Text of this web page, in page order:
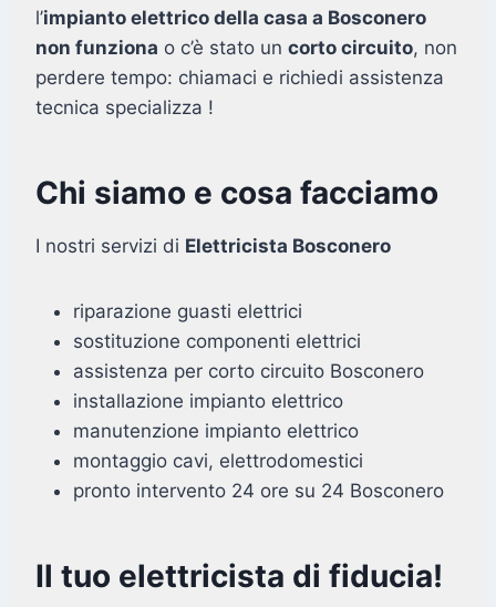
l’impianto elettrico della casa a Bosconero
non funziona o c’è stato un corto circuito, non
perdere tempo: chiamaci e richiedi assistenza
tecnica specializza !
Chi siamo e cosa facciamo
I nostri servizi di Elettricista Bosconero
riparazione guasti elettrici
sostituzione componenti elettrici
assistenza per corto circuito Bosconero
installazione impianto elettrico
manutenzione impianto elettrico
montaggio cavi, elettrodomestici
pronto intervento 24 ore su 24 Bosconero
Il tuo elettricista di fiducia!